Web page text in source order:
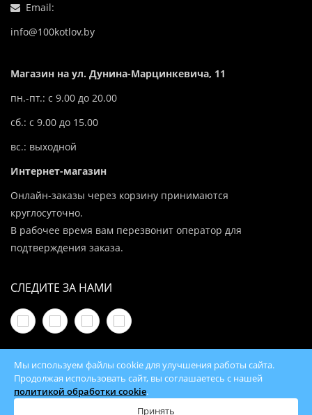
Email:
info@100kotlov.by
Магазин на ул. Дунина-Марцинкевича, 11
пн.-пт.: с 9.00 до 20.00
сб.: с 9.00 до 15.00
вс.: выходной
Интернет-магазин
Онлайн-заказы через корзину принимаются
круглосуточно.
В рабочее время вам перезвонит оператор для
подтверждения заказа.
СЛЕДИТЕ ЗА НАМИ
© 2026 100Kotlov.by — продажа отопительного
оборудования с доставкой по всей Беларуси
Мы используем файлы cookie для улучшения работы сайта.
Продолжая использовать сайт, вы соглашаетесь с нашей
политикой обработки cookie.
Принять